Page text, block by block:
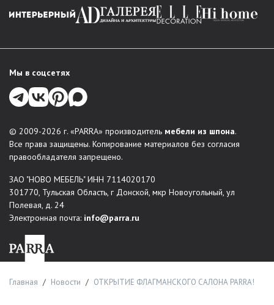
модули, мебельные комбинации для зонирования
пространства.
места отдыха и хранения вещей.
входной зоны: обувницы, вешалки, шкафы-купе,
консоли.
Системы хранения
Мягкая мебель
Индивидуальные проекты
: по желанию заказчика
можно создать мебель по индивидуальным размерам.
решения.
Приобрести изделия из дерева и шпона можно в любое
Мы в соцсетях
© 2009-2026 г. «PARRA» производитель мебели из шпона.
Все права защищены. Копирование материалов без согласия
правообладателя запрещено.
ЗАО "НОВО МЕБЕЛЬ" ИНН 7114020170
301770, Тульская Область, г Донской, мкр Новоугольный, ул
Полевая, д. 24
Электронная почта: info@parra.ru
Главная Новости ОТКРЫТИЕ ФЛАГМАНСКОГО САЛОНА PARRA!